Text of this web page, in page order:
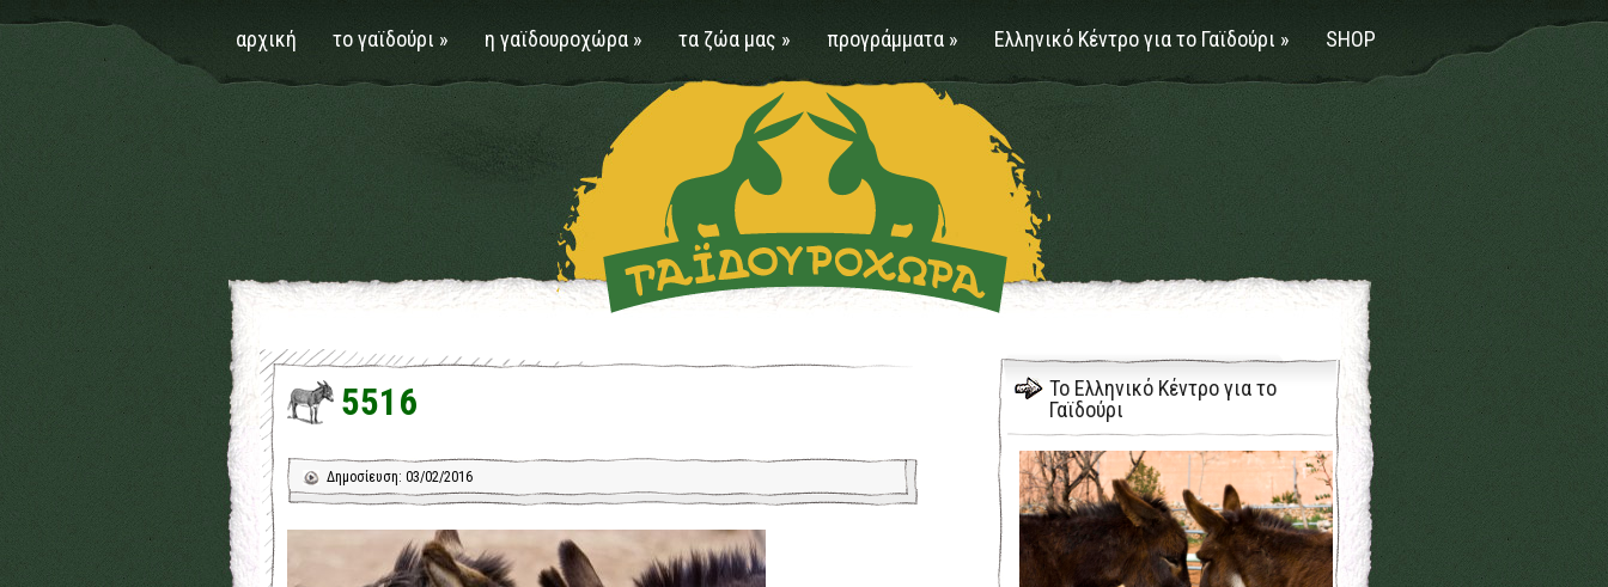
αρχική το γαϊδούρι » η γαϊδουροχώρα» τα ζώα μας » προγράμματα» Ελληνικό Κέντρο για το Γαϊδούρι » SHOP
5516
Δημοσίευση: 03/02/2016
Το Ελληνικό Κέντρο για το
Γαϊδούρι